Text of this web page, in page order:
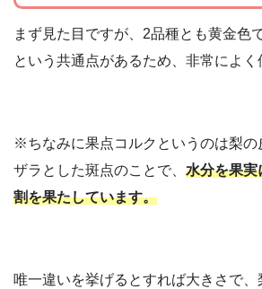
まず見た目ですが、2品種とも黄金色
という共通点があるため、非常によく
※ちなみに果点コルクというのは梨の
ザラとした斑点のことで、 水分を果実
割を果たしています。
唯一違いを挙げるとすれば大きさで